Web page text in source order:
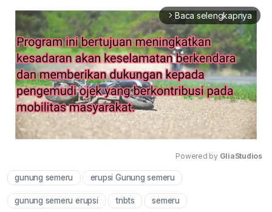
arrow_forward_ios Baca selengkapnya
Powered by GliaStudios
gunung semeru erupsi Gunung semeru
gunung semeru erupsi tnbts semeru